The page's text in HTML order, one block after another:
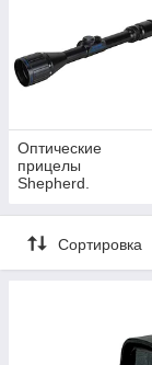
Оптические
прицелы
Shepherd.
Сортировка